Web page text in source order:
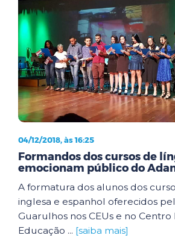
04/12/2018, às 16:25
Formandos dos cursos de
emocionam público do
A formatura dos alunos dos
inglesa e espanhol oferecidos
Guarulhos nos CEUs e no
Educação ... [saiba mais]